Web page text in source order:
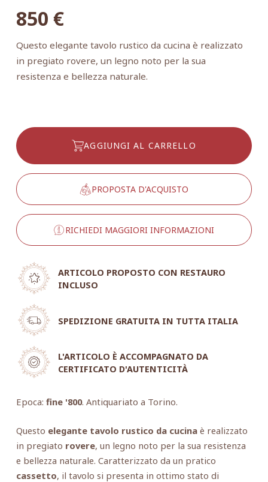
850 €
Questo elegante tavolo rustico da cucina è realizzato
in pregiato rovere, un legno noto per la sua
resistenza e bellezza naturale.
AGGIUNGI AL CARRELLO
PROPOSTA D'ACQUISTO
RICHIEDI MAGGIORI INFORMAZIONI
ARTICOLO PROPOSTO CON RESTAURO
INCLUSO
SPEDIZIONE GRATUITA IN TUTTA ITALIA
L'ARTICOLO È ACCOMPAGNATO DA
CERTIFICATO D'AUTENTICITÀ
Epoca: fine '800. Antiquariato a Torino.
Questo elegante tavolo rustico da cucinaè realizzato
in pregiato rovere, un legno noto per la sua resistenza
e bellezza naturale. Caratterizzato da un pratico
cassetto, il tavolo si presenta in ottimo stato di